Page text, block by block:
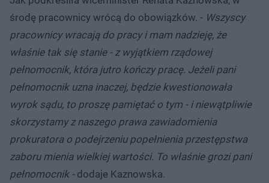
środę pracownicy wrócą do obowiązków. - Wszyscy
pracownicy wracają do pracy i mam nadzieję, że
właśnie tak się stanie - z wyjątkiem rządowej
pełnomocnik, która jutro kończy pracę. Jeżeli pani
pełnomocnik uzna inaczej, będzie kwestionowała
wyrok sądu, to proszę pamiętać o tym - i niewątpliwie
skorzystamy z naszego prawa zawiadomienia
prokuratora o podejrzeniu popełnienia przestępstwa
zaboru mienia wielkiej wartości. To właśnie grozi pani
pełnomocnik -dodaje Kaznowska.